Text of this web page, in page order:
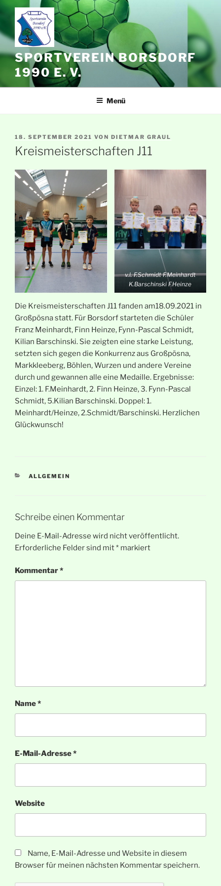
Zum
Inhalt
springen
SPORTVEREIN BORSDORF
1990 E. V.
Menü
VERÖFFENTLICHT
AM
18. SEPTEMBER 2021 VON DIETMAR GRAUL
Kreismeisterschaften J11
v.l. F.Schmidt F.Meinhardt
K.Barschinski F.Heinze
Die Kreismeisterschaften J11 fanden am18.09.2021 in
Großpösna statt. Für Borsdorf starteten die Schüler
Franz Meinhardt, Finn Heinze, Fynn-Pascal Schmidt,
Kilian Barschinski. Sie zeigten eine starke Leistung,
setzten sich gegen die Konkurrenz aus Großpösna,
Markkleeberg, Böhlen, Wurzen und andere Vereine
durch und gewannen alle eine Medaille. Ergebnisse:
Einzel: 1. F.Meinhardt, 2. Finn Heinze, 3. Fynn-Pascal
Schmidt, 5.Kilian Barschinski. Doppel: 1.
Meinhardt/Heinze, 2.Schmidt/Barschinski. Herzlichen
Glückwunsch!
KATEGORIEN
ALLGEMEIN
Schreibe einen Kommentar
Deine E-Mail-Adresse wird nicht veröffentlicht.
Erforderliche Felder sind mit* markiert
Kommentar*
Name*
E-Mail-Adresse*
Website
Name, E-Mail-Adresse und Website in diesem
Browser für meinen nächsten Kommentar speichern.